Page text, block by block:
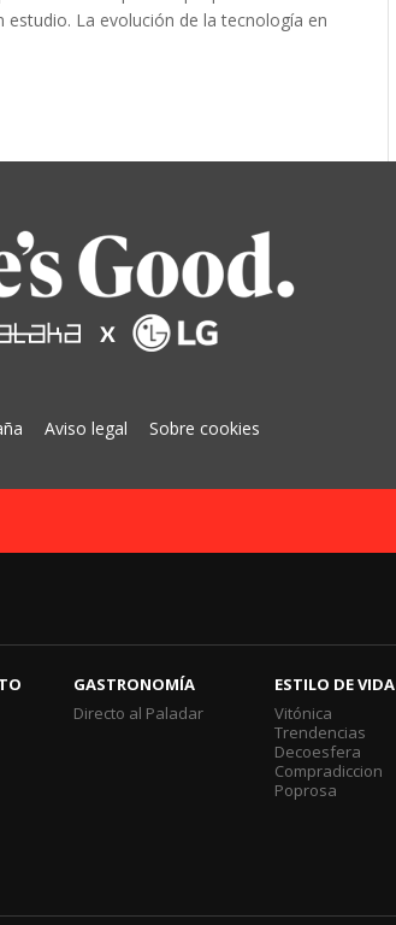
La evolución de la tecnología en
Aviso legal Sobre cookies
GASTRONOMÍA
Directo al Paladar
ESTILO DE VIDA
Vitónica
Trendencias
Decoesfera
Compradiccion
Poprosa